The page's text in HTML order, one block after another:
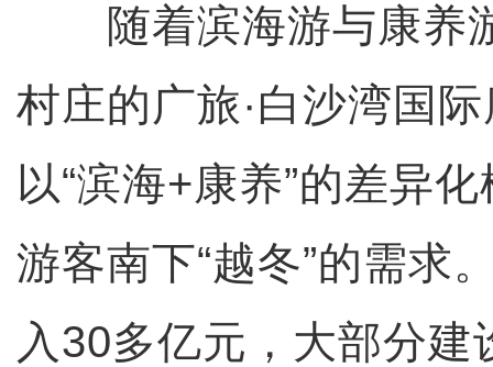
随着滨海游与康养
村庄的广旅·白沙湾国
以“滨海+康养”的差异
游客南下“越冬”的需求
入30多亿元，大部分